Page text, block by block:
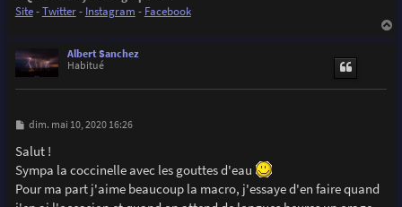
Site-Twitter- Instagram - Facebook
Albert Sanchez
Habitué
M
s
s
a
e
dim. mai 10, 2020 16:26
Salut !
Sympa la coccinelle avec les gouttes d'eau
Pour ma part j'aime beaucoup la macro, j'essaye d'en faire quand